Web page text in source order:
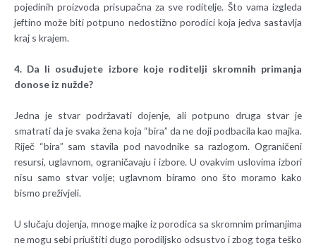
pojedinih proizvoda prisupačna za sve roditelje. Što vama izgleda
jeftino može biti potpuno nedostižno porodici koja jedva sastavlja
kraj s krajem.
4. Da li osuđujete izbore koje roditelji skromnih primanja
donose iz nužde?
Jedna je stvar podržavati dojenje, ali potpuno druga stvar je
smatrati da je svaka žena koja “bira” da ne doji podbacila kao majka.
Riječ “bira” sam stavila pod navodnike sa razlogom. Ograničeni
resursi, uglavnom, ograničavaju i izbore. U ovakvim uslovima izbori
nisu samo stvar volje; uglavnom biramo ono što moramo kako
bismo preživjeli.
U slučaju dojenja, mnoge majke iz porodica sa skromnim primanjima
ne mogu sebi priuštiti dugo porodiljsko odsustvo i zbog toga teško